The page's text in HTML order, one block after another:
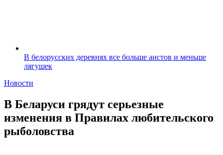
В белорусских деревнях все больше аистов и меньше
лягушек
Новости
В Беларуси грядут серьезные
изменения в Правилах любительского
рыболовства